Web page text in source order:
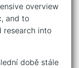
overview
and to
research into
době stále